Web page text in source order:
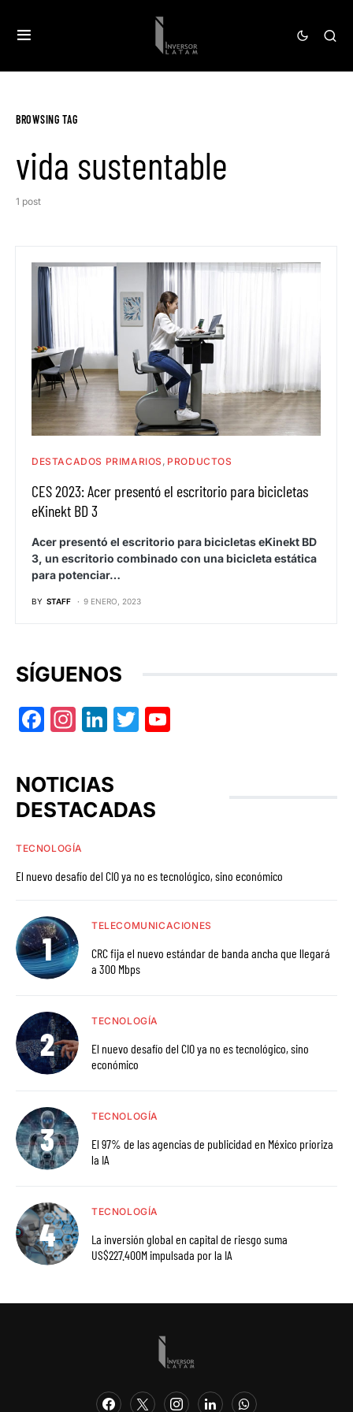
BROWSING TAG
vida sustentable
1 post
DESTACADOS PRIMARIOS PRODUCTOS
CES 2023: Acer presentó el escritorio para bicicletas
eKinekt BD 3
Acer presentó el escritorio para bicicletas eKinekt BD
3, un escritorio combinado con una bicicleta estática
para potenciar…
BY STAFF 9 ENERO, 2023
SÍGUENOS
Facebook
Instagram
LinkedIn
Twitter
NOTICIAS
DESTACADAS
TECNOLOGÍA
El nuevo desafío del CIO ya no es tecnológico, sino económico
TELECOMUNICACIONES
CRC fija el nuevo estándar de banda ancha que llegará
a 300 Mbps
TECNOLOGÍA
El nuevo desafío del CIO ya no es tecnológico, sino
económico
TECNOLOGÍA
El 97% de las agencias de publicidad en México prioriza
la IA
TECNOLOGÍA
La inversión global en capital de riesgo suma
US$227.400M impulsada por la IA